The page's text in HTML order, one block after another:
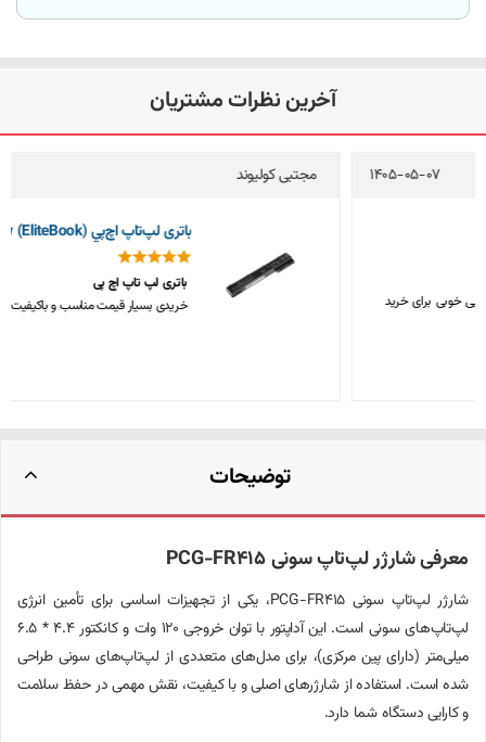
آخرین نظرات مشتریان
مجتبی کولیوند
باتری لپ تاپ اچ پی
خریدی بسیار قیمت مناسب و باکیفیت، متشکرم
توضیحات
معرفی شارژر لپ‌تاپ سونی PCG-FR415
شارژر لپ‌تاپ سونی PCG-FR415، یکی از تجهیزات اساسی برای تأمین انرژی
لپ‌تاپ‌های سونی است. این آداپتور با توان خروجی 120 وات و کانکتور 4.4 * 6.5
میلی‌متر (دارای پین مرکزی)، برای مدل‌های متعددی از لپ‌تاپ‌های سونی طراحی
شده است. استفاده از شارژرهای اصلی و با کیفیت، نقش مهمی در حفظ سلامت
و کارایی دستگاه شما دارد.